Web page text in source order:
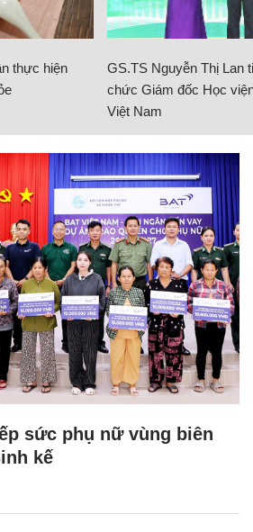
thực hiện
GS.TS Nguyễn Thị Lan
chức Giám đốc Học
Việt Nam
sức phụ nữ vùng biên
kế